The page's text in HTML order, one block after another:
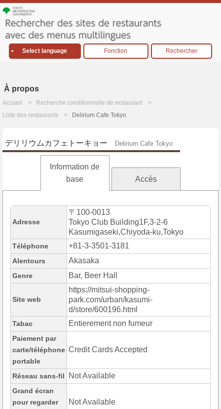
Select language Fonction Rechercher
À propos
Accueil
Recherche conditionnelle de restaurant
Liste des restaurants
Delirium Cafe Tokyo
デリリウムカフェトーキョー Delirium Cafe Tokyo
Information de
base
Accès
Adresse
〒100-0013
Tokyo Club Building1F,3-2-6
Kasumigaseki,Chiyoda-ku,Tokyo
Téléphone +81-3-3501-3181
Alentours Akasaka
Genre Bar, Beer Hall
Site web
https://mitsui-shopping-
park.com/urban/kasumi-
d/store/600196.html
Tabac Entierement non fumeur
Paiement par
carte/téléphone
portable
Credit Cards Accepted
Réseau sans-fil Not Available
Grand écran
pour regarder
Not Available